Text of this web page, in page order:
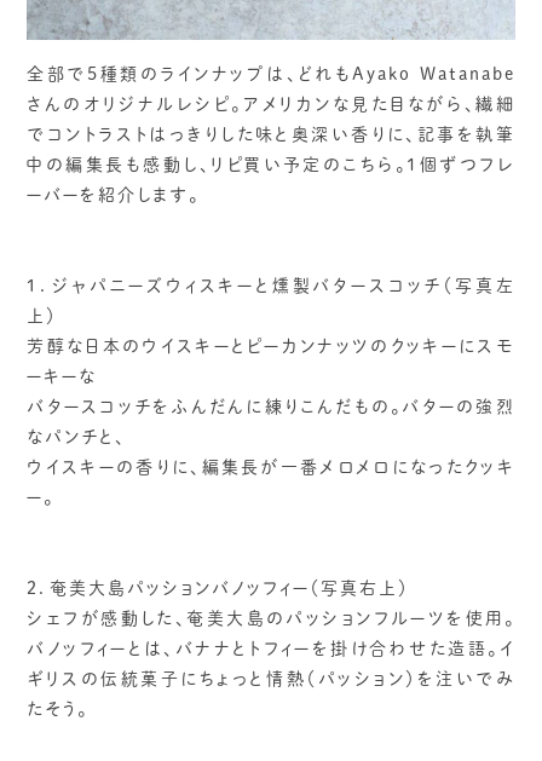
全部で5種類のラインナップは、どれもAyako Watanabe
さんのオリジナルレシピ。アメリカンな見た目ながら、繊細
でコントラストはっきりした味と奥深い香りに、記事を執筆
中の編集長も感動し、リピ買い予定のこちら。1個ずつフレ
ーバーを紹介します。
１．ジャパニーズウィスキーと燻製バタースコッチ（写真左
上）
芳醇な日本のウイスキーとピーカンナッツのクッキーにスモ
ーキーな
バタースコッチをふんだんに練りこんだもの。バターの強烈
なパンチと、
ウイスキーの香りに、編集長が一番メロメロになったクッキ
ー。
２．奄美大島パッションバノッフィー（写真右上）
シェフが感動した、奄美大島のパッションフルーツを使用。
バノッフィーとは、バナナとトフィーを掛け合わせた造語。イ
ギリスの伝統菓子にちょっと情熱（パッション）を注いでみ
たそう。